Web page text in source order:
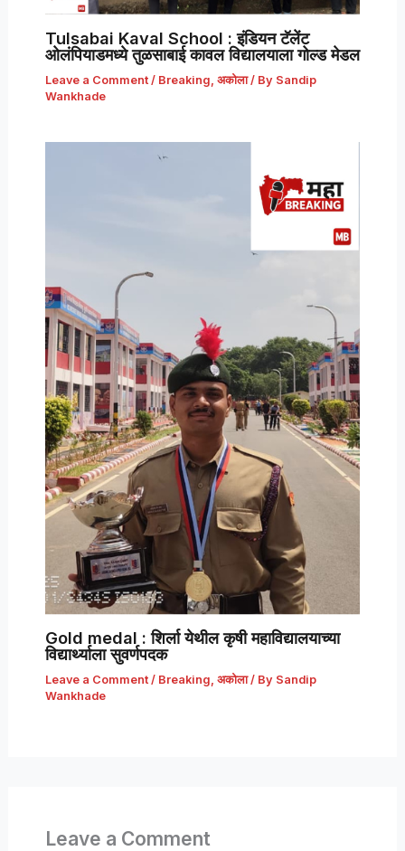
Tulsabai Kaval School : इंडियन टॅलेंट
ओलंपियाडमध्ये तुळसाबाई कावल विद्यालयाला गोल्ड मेडल
Leave a Comment / Breaking अकोला/ By Sandip
Wankhade
Gold medal : शिर्ला येथील कृषी महाविद्यालयाच्या
विद्यार्थ्याला सुवर्णपदक
Leave a Comment / Breaking, अकोला/ By Sandip
Wankhade
Leave a Comment